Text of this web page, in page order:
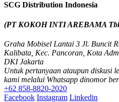
SCG Distribution Indonesia
(PT KOKOH INTI AREBAMA
Graha Mobisel Lantai 3 Jl. Buncit
Kalibata, Kec. Pancoran, Kota
DKI Jakarta
Untuk pertanyaan ataupun diskusi
kami melalui Whatsapp dinomor
+62 858-8820-2020
Facebook Instagram Linkedin